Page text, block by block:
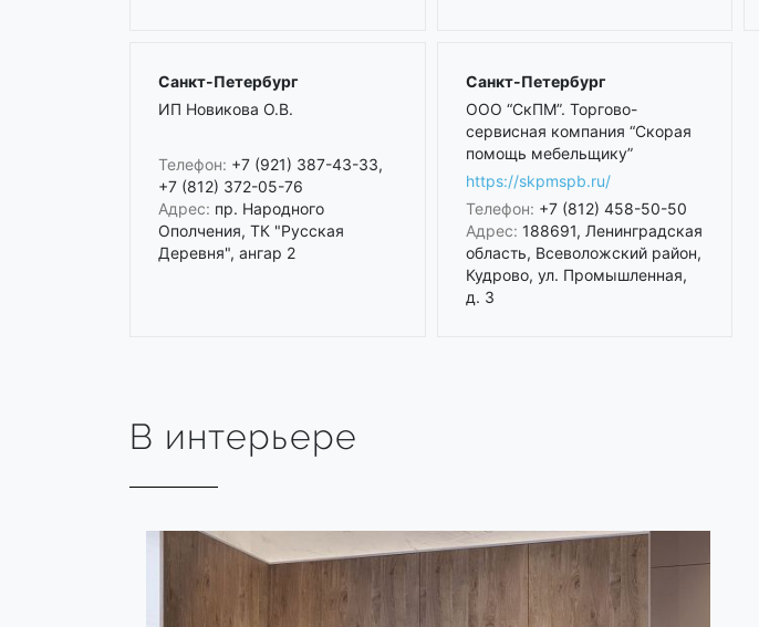
Санкт-Петербург
ИП Новикова О.В.
Телефон: +7 (921) 387-43-33,
+7 (812) 372-05-76
Адрес: пр. Народного
Ополчения, ТК "Русская
Деревня", ангар 2
Санкт-Петербург
ООО “СкПМ”. Торгово-
сервисная компания “Скорая
помощь мебельщику”
https://skpmspb.ru/
Телефон: +7 (812) 458-50-50
Адрес: 188691, Ленинградская
область, Всеволожский район,
Кудрово, ул. Промышленная,
д. 3
В интерьере